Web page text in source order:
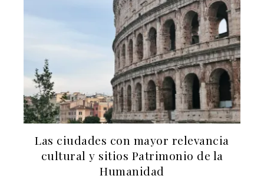
con mayor relevancia
y sitios Patrimonio de la
Las 15